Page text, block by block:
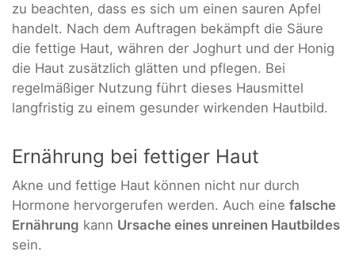
zu beachten, dass es sich um einen sauren Apfel
handelt. Nach dem Auftragen bekämpft die Säure
die fettige Haut, währen der Joghurt und der Honig
die Haut zusätzlich glätten und pflegen. Bei
regelmäßiger Nutzung führt dieses Hausmittel
langfristig zu einem gesunder wirkenden Hautbild.
Ernährung bei fettiger Haut
Akne und fettige Haut können nicht nur durch
Hormone hervorgerufen werden. Auch eine falsche
Ernährung kann Ursache eines unreinen Hautbildes
sein.